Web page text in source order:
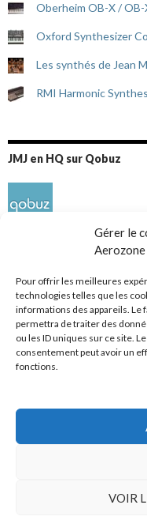
Gérer le
Aerozone
Pour offrir les meilleures
technologies telles que les
informations des appareils. Le
permettra de traiter des
ou les ID uniques sur ce site.
consentement peut avoir un
fonctions.
VOIR
Oberheim OB-X / OB-
Oxford Synthesizer
Les synthés de Jean
RMI Harmonic
JMJ en HQ sur Qobuz
Réseaux sociaux
© Mars